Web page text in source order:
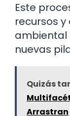
Este
recursos
ambiental
nuevas
Quizás
Arrastran